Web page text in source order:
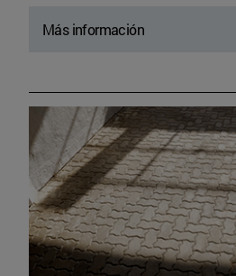
Más información